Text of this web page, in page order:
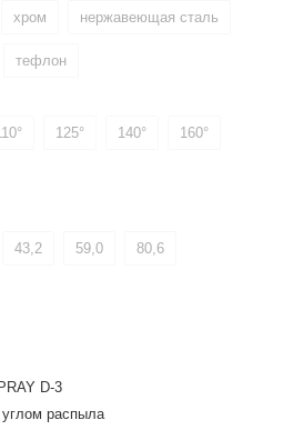
хром нержавеющая сталь
тефлон
125° 140° 160°
43,2 59,0 80,6
D-3
распыла